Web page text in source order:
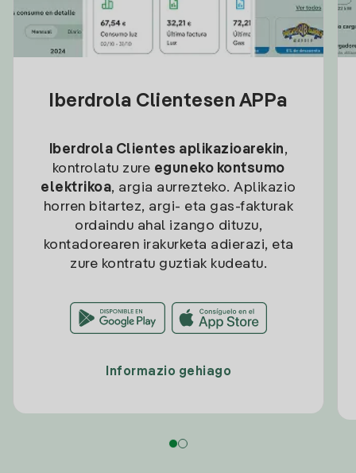
Iberdrola Clientesen APPa
Iberdrola Clientes aplikazioarekin,
kontrolatu zure eguneko kontsumo
elektrikoa, argia aurrezteko. Aplikazio
horren bitartez, argi- eta gas-fakturak
ordaindu ahal izango dituzu,
kontadorearen irakurketa adierazi, eta
zure kontratu guztiak kudeatu.
Informazio gehiago